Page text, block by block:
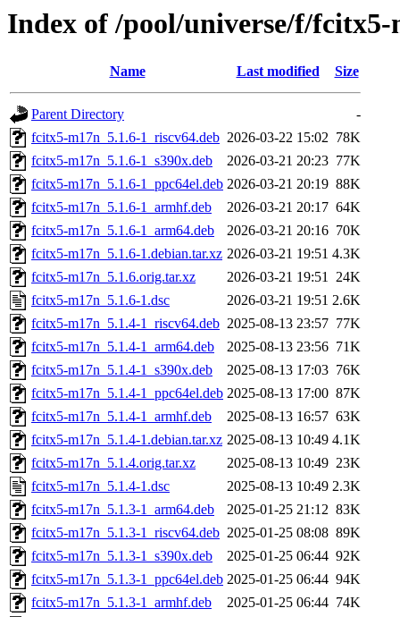
Index of /pool/universe/f/fcitx5-
Name Last modified Size
Parent Directory
-
fcitx5-m17n_5.1.6-1_riscv64.deb 2026-03-22 15:02 78K
fcitx5-m17n_5.1.6-1_s390x.deb
2026-03-21 20:23 77K
fcitx5-m17n_5.1.6-1_ppc64el.deb 2026-03-21 20:19 88K
fcitx5-m17n_5.1.6-1_armhf.deb
2026-03-21 20:17 64K
fcitx5-m17n_5.1.6-1_arm64.deb
2026-03-21 20:16 70K
fcitx5-m17n_5.1.6-1.debian.tar.xz 2026-03-21 19:51 4.3K
fcitx5-m17n_5.1.6.orig.tar.xz
2026-03-21 19:51 24K
fcitx5-m17n_5.1.6-1.dsc
2026-03-21 19:51 2.6K
fcitx5-m17n_5.1.4-1_riscv64.deb 2025-08-13 23:57 77K
fcitx5-m17n_5.1.4-1_arm64.deb
2025-08-13 23:56 71K
fcitx5-m17n_5.1.4-1_s390x.deb
2025-08-13 17:03 76K
fcitx5-m17n_5.1.4-1_ppc64el.deb 2025-08-13 17:00 87K
fcitx5-m17n_5.1.4-1_armhf.deb
2025-08-13 16:57 63K
fcitx5-m17n_5.1.4-1.debian.tar.xz 2025-08-13 10:49 4.1K
fcitx5-m17n_5.1.4.orig.tar.xz
2025-08-13 10:49 23K
fcitx5-m17n_5.1.4-1.dsc
2025-08-13 10:49 2.3K
fcitx5-m17n_5.1.3-1_arm64.deb
2025-01-25 21:12 83K
fcitx5-m17n_5.1.3-1_riscv64.deb 2025-01-25 08:08 89K
fcitx5-m17n_5.1.3-1_s390x.deb
2025-01-25 06:44 92K
fcitx5-m17n_5.1.3-1_ppc64el.deb 2025-01-25 06:44 94K
fcitx5-m17n_5.1.3-1_armhf.deb
2025-01-25 06:44 74K